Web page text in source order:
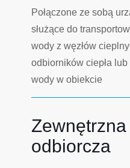
Połączone ze sobą
służące do
wody z węzłów
odbiorników ciepła
wody w obiekcie
odbiorcza